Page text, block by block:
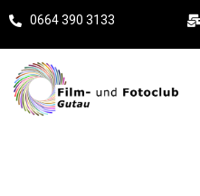
0664 390 3133